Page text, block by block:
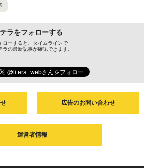
テラをフォローする
ローすると、タイムラインで
ラの最新記事が確認できます。
広告のお問い合わせ
運営者情報